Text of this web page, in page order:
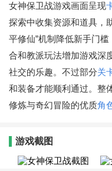
女神保卫战游戏画面呈现
探索中收集资源和道具，
平修仙”机制降低新手门
合和教派玩法增加游戏深
社交的乐趣。不过部分关
和装备才能顺利通过。整
修炼与奇幻冒险的优质角
游戏截图